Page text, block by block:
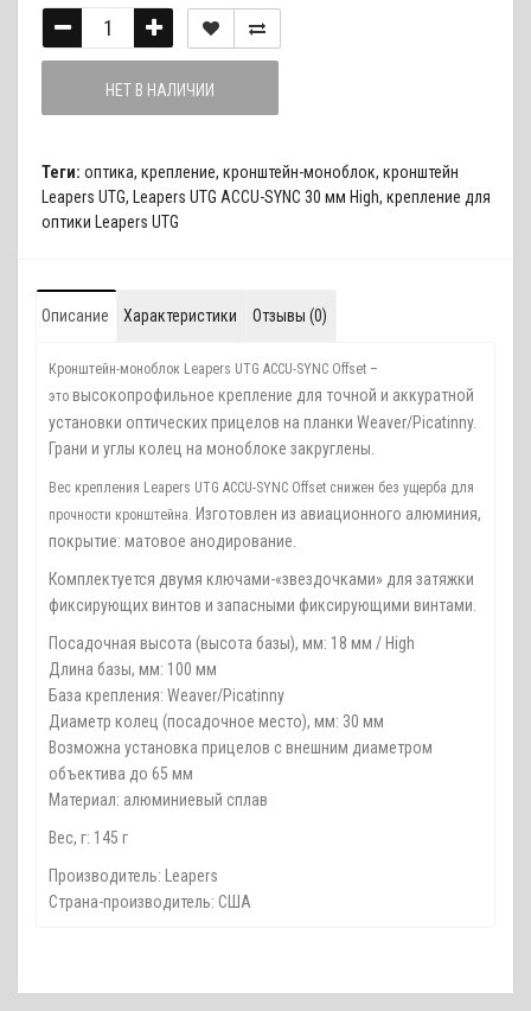
НЕТ В НАЛИЧИИ
Теги: оптика, крепление, кронштейн-моноблок, кронштейн
Leapers UTG, Leapers UTG ACCU-SYNC 30 мм High, крепление для
оптики Leapers UTG
Описание Характеристики Отзывы (0)
Кронштейн-моноблок Leapers UTG ACCU-SYNC Offset –
это высокопрофильное крепление для точной и аккуратной
установки оптических прицелов на планки Weaver/Picatinny.
Грани и углы колец на моноблоке закруглены.
Вес крепления Leapers UTG ACCU-SYNC Offset снижен без ущерба для
прочности кронштейна. Изготовлен из авиационного алюминия,
покрытие: матовое анодирование.
Комплектуется двумя ключами-«звездочками» для затяжки
фиксирующих винтов и запасными фиксирующими винтами.
Посадочная высота (высота базы), мм: 18 мм / High
Длина базы, мм: 100 мм
База крепления: Weaver/Picatinny
Диаметр колец (посадочное место), мм: 30 мм
Возможна установка прицелов с внешним диаметром
объектива до 65 мм
Материал: алюминиевый сплав
Вес, г: 145 г
Производитель: Leapers
Страна-производитель: США